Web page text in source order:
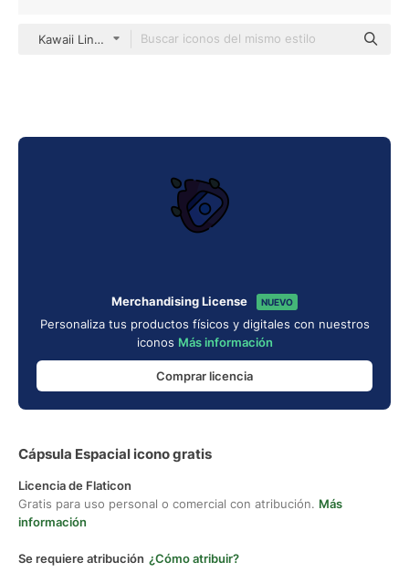
Kawaii Lineal color
Merchandising License NUEVO
Personaliza tus productos físicos y digitales con nuestros
iconos Más información
Comprar licencia
Cápsula Espacial icono gratis
Licencia de Flaticon
Gratis para uso personal o comercial con atribución. Más
información
Se requiere atribución ¿Cómo atribuir?